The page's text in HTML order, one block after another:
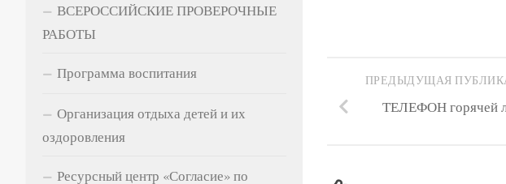
ПРЕДЫДУЩАЯ
ТЕЛЕФОН горячей
ВСЕРОССИЙСКИЕ ПРОВЕРОЧНЫЕ
РАБОТЫ
Программа воспитания
Организация отдыха детей и их
оздоровления
Ресурсный центр «Согласие» по